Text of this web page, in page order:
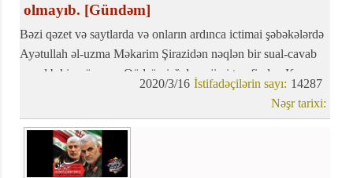
olmayıb. [Gündəm]
Bəzi qəzet və saytlarda və onların ardınca ictimai şəbəkələrdə
Ayətullah əl-uzma Məkarim Şirazidən nəqlən bir sual-cavab
yer alıb ki, mövzusu Qüdsün işğalçı rejimi tərəfindən Korona
xəstəliyinin dərmanının kəşfi və istehsalı və dərmanın
14287
İstifadəçilərin sayı:
2020/3/16
Nəşr tarixi: